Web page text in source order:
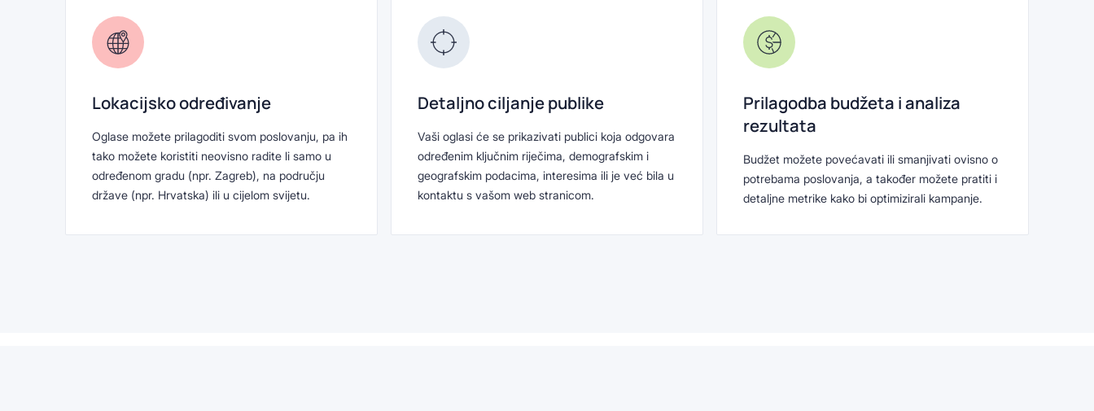
Lokacijsko određivanje
Oglase možete prilagoditi svom poslovanju, pa ih
tako možete koristiti neovisno radite li samo u
određenom gradu (npr. Zagreb), na području
države (npr. Hrvatska) ili u cijelom svijetu.
Detaljno ciljanje publike
Vaši oglasi će se prikazivati publici koja odgovara
određenim ključnim riječima, demografskim i
geografskim podacima, interesima ili je već bila u
kontaktu s vašom web stranicom.
Prilagodba budžeta i analiza
rezultata
Budžet možete povećavati ili smanjivati ovisno o
potrebama poslovanja, a također možete pratiti i
detaljne metrike kako bi optimizirali kampanje.